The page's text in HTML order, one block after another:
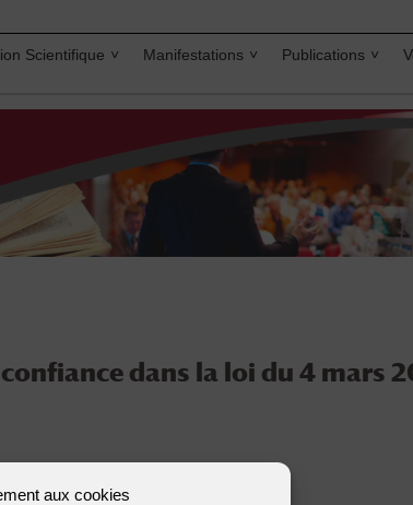
aux cookies
Scientifique Manifestations Publications
dans la loi du 4 mars